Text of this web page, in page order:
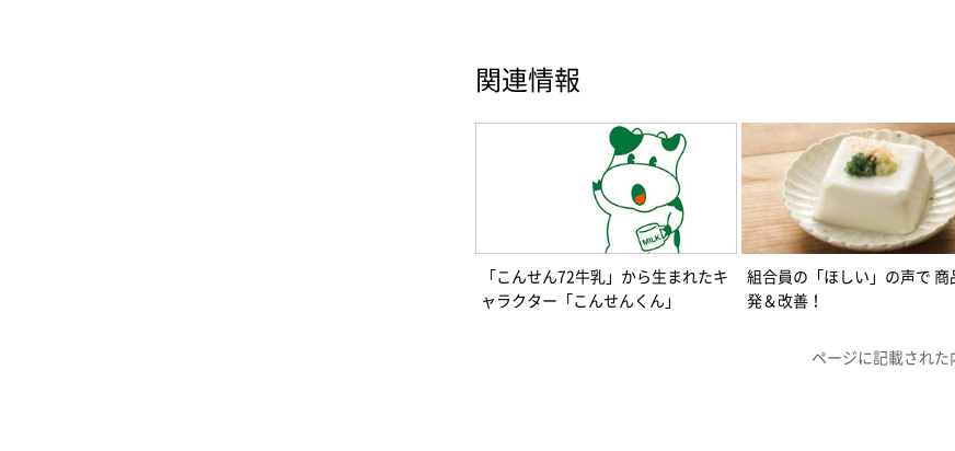
関連情報
「こんせん72牛乳」から生まれたキ
ャラクター「こんせんくん」
組合員の「ほしい」の声で 商
発＆改善！
ページに記載された